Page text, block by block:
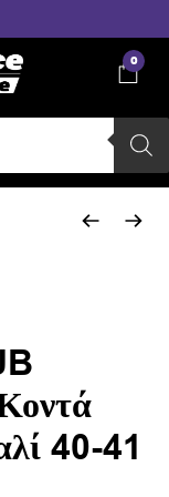
0
40-41